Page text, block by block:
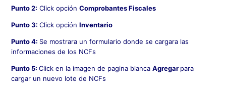
Punto 2: Click opciónComprobantes Fiscales
Punto 3:Click opciónInventario
Punto 4: Se mostrara un formulario donde se cargara las
informaciones de los NCFs
Punto 5:Click en la imagen de pagina blancaAgregar para
cargar un nuevo lote de NCFs